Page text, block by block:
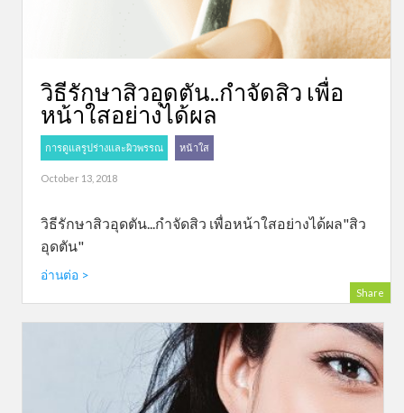
วิธีรักษาสิวอุดตัน..กำจัดสิว เพื่อ
หน้าใสอย่างได้ผล
การดูแลรูปร่างและผิวพรรณ หน้าใส
October 13, 2018
วิธีรักษาสิวอุดตัน...กำจัดสิว เพื่อหน้าใสอย่างได้ผล"สิว
อุดตัน"
อ่านต่อ >
Share